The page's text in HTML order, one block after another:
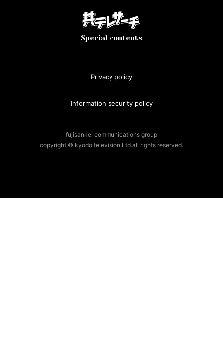
Special contents
Privacy policy
Information security policy
fujisankei communications group
copyright © kyodo television,Ltd.all rights reserved.